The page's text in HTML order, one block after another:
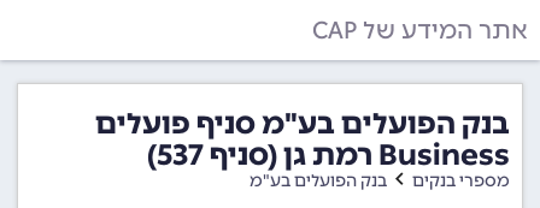
אתר המידע של CAP
בנק הפועלים בע"מ סניף פועלים
Business רמת גן (סניף 537)
מספרי בנקים בנק הפועלים בע"מ